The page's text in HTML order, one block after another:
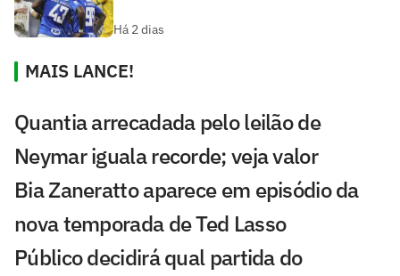
Há 2 dias
MAIS LANCE!
Quantia arrecadada pelo leilão de
Neymar iguala recorde; veja valor
Bia Zaneratto aparece em episódio da
nova temporada de Ted Lasso
Público decidirá qual partida do